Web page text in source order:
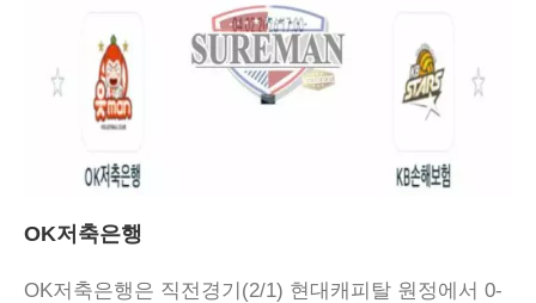
OK저축은행
OK저축은행은 직전경기(2/1) 현대캐피탈 원정에서 0-